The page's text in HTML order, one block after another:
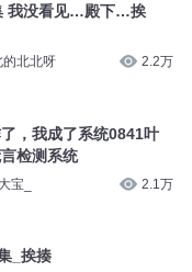
我没看见…殿下…挨
的北北呀 2.2万
，我成了系统0841叶
检测系统
宝_ 2.1万
_挨揍